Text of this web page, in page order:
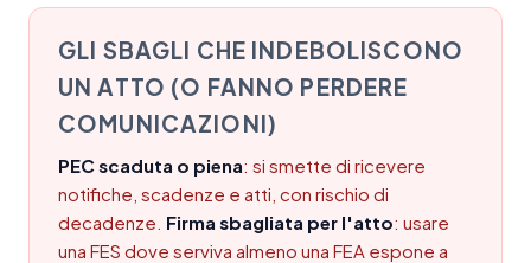
GLI SBAGLI CHE INDEBOLISCONO
UN ATTO (O FANNO PERDERE
COMUNICAZIONI)
PEC scaduta o piena: si smette di ricevere
notifiche, scadenze e atti, con rischio di
decadenze. Firma sbagliata per l'atto: usare
una FES dove serviva almeno una FEA espone a